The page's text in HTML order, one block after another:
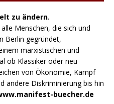
zu ändern.
Menschen, die sich und
Berlin gegründet,
marxistischen und
ob Klassiker oder neu
von Ökonomie, Kampf
andere Diskriminierung bis hin
buecher.de